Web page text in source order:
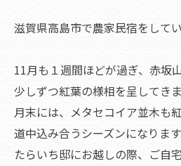
滋賀県高島市で農家民宿をして
11月も１週間ほどが過ぎ、赤坂
少しずつ紅葉の様相を呈してきま
月末には、メタセコイア並木も
道中込み合うシーズンになります
たらいち邸にお越しの際、ご自